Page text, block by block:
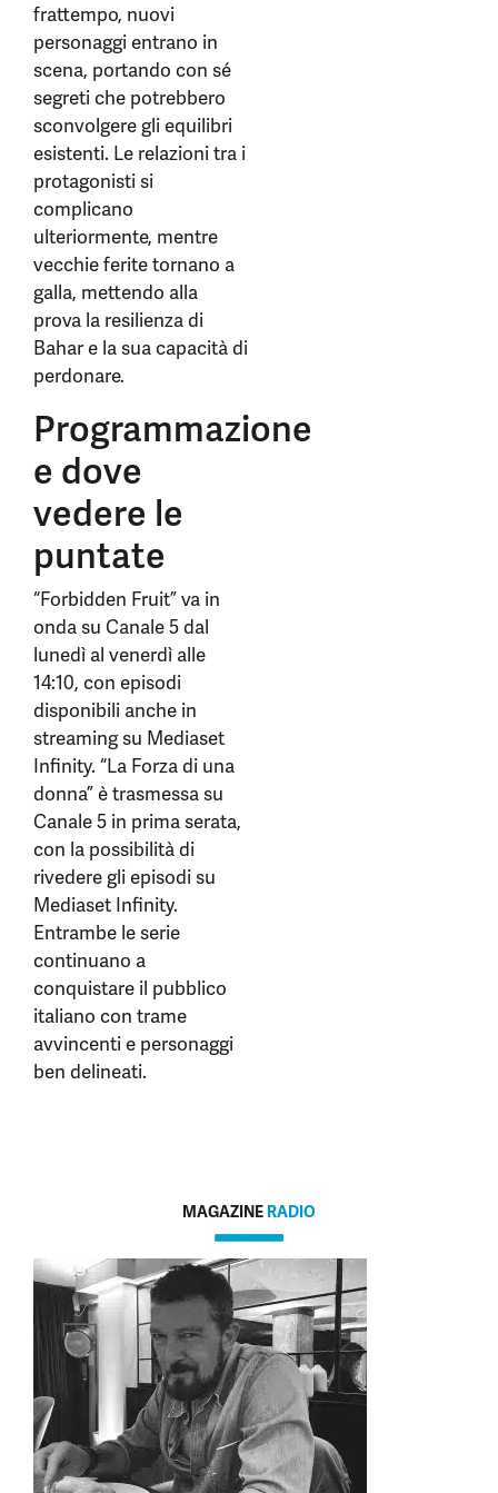
frattempo, nuovi
personaggi entrano in
scena, portando con sé
segreti che potrebbero
sconvolgere gli equilibri
esistenti. Le relazioni tra i
protagonisti si
complicano
ulteriormente, mentre
vecchie ferite tornano a
galla, mettendo alla
prova la resilienza di
Bahar e la sua capacità di
perdonare.
Programmazione
e dove
vedere le
puntate
“Forbidden Fruit” va in
onda su Canale 5 dal
lunedì al venerdì alle
14:10, con episodi
disponibili anche in
streaming su Mediaset
Infinity. “La Forza di una
donna” è trasmessa su
Canale 5 in prima serata,
con la possibilità di
rivedere gli episodi su
Mediaset Infinity.
Entrambe le serie
continuano a
conquistare il pubblico
italiano con trame
avvincenti e personaggi
ben delineati.
MAGAZINE RADIO